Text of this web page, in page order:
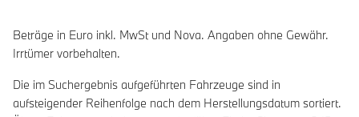
Beträge in Euro inkl. MwSt und Nova. Angaben ohne Gewähr.
Irrtümer vorbehalten.
Die im Suchergebnis aufgeführten Fahrzeuge sind in
aufsteigender Reihenfolge nach dem Herstellungsdatum sortiert.